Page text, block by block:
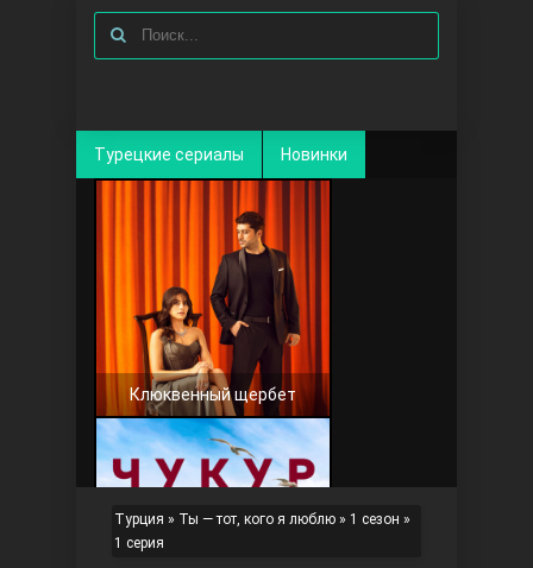
Турецкие сериалы Новинки
Клюквенный щербет
Турция » Ты — тот, кого я люблю » 1 сезон »
1 серия